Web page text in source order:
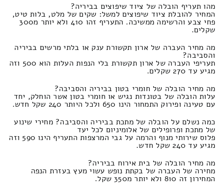
מהו תעריף הובלה של ציוד שיפוצים בביריה?
המחיר להובלת ציוד שיפוצים למשל: שקים של מלט, בלות טיט,
פחי צבע והרשימה ממשיכה. התעריף זהו 410 ולא יותר מ300
שקלים.
מה מחיר העברה של ארון תקשורת ענק או בלתי מרשים בביריה
והסביבה?
תעריפי העברה של ארון תקשורת בלי הנפות העלות הוא 500 וזה
מגיע עד 270 שקלים.
מה מחיר הובלה של חומרי בטון בביריה והסביבה?
עלות הובלה של בטונדות נגיש או חומרי בטון אשר הוחלק, יחד
עם טעינה ופירוק התמחור הינו 650 ולכל היותר 240 שקל חדש.
כמה נשלם על הובלה של מתכת בביריה והסביבה? מחירי שינוע
של מתכת ופרופילים של אלומיניום לכל יעד
פלוס שירותי מנוף והרמה על גבי המרצפות התעריף הינו 590 וזה
מגיע עד 240 שקל חדש.
מה מחיר הובלה של בית אירוח בביריה?
מחירה של העברה של בקתת נופש עשוי מעץ בעזרת הנפה
המחירון זה 810 ולא יותר מ350 שקל.